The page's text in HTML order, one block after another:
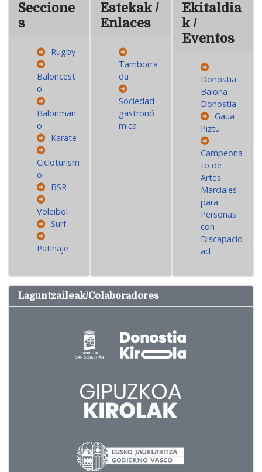
Seccione
s
Rugby
Baloncest
o
Balonman
o
Karate
Cicloturism
o
BSR
Voleibol
Surf
Patinaje
Estekak /
Enlaces
Tamborra
da
Sociedad
gastronó
mica
Ekitaldia
k /
Eventos
Donostia
Baiona
Donostia
Gaua
Piztu
Campeona
to de
Artes
Marciales
para
Personas
con
Discapacid
ad
Laguntzaileak/Colaboradores